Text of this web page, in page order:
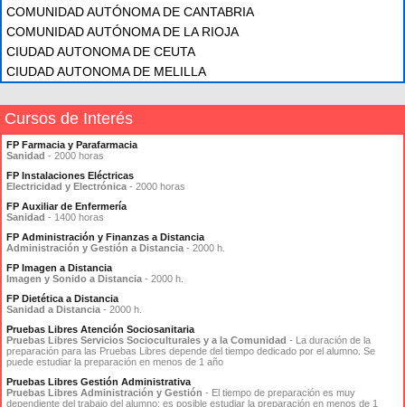
COMUNIDAD AUTÓNOMA DE CANTABRIA
COMUNIDAD AUTÓNOMA DE LA RIOJA
CIUDAD AUTONOMA DE CEUTA
CIUDAD AUTONOMA DE MELILLA
Cursos de Interés
FP Farmacia y Parafarmacia
Sanidad - 2000 horas
FP Instalaciones Eléctricas
Electricidad y Electrónica - 2000 horas
FP Auxiliar de Enfermería
Sanidad - 1400 horas
FP Administración y Finanzas a Distancia
Administración y Gestión a Distancia - 2000 h.
FP Imagen a Distancia
Imagen y Sonido a Distancia - 2000 h.
FP Dietética a Distancia
Sanidad a Distancia - 2000 h.
Pruebas Libres Atención Sociosanitaria
Pruebas Libres Servicios Socioculturales y a la Comunidad - La duración de la
preparación para las Pruebas Libres depende del tiempo dedicado por el alumno. Se
puede estudiar la preparación en menos de 1 año
Pruebas Libres Gestión Administrativa
Pruebas Libres Administración y Gestión - El tiempo de preparación es muy
dependiente del trabajo del alumno: es posible estudiar la preparación en menos de 1